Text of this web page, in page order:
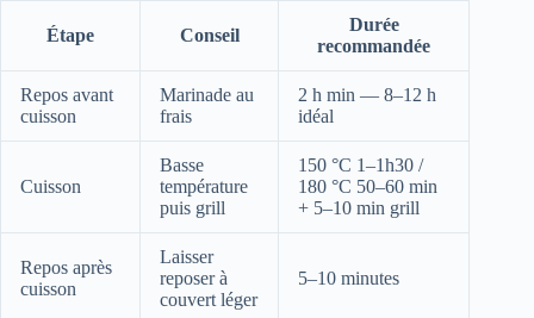
Étape Conseil
Durée
recommandée
Repos avant
cuisson
Marinade au
frais
2 h min — 8–12 h
idéal
Cuisson
Basse
température
puis grill
150 °C 1–1h30 /
180 °C 50–60 min
+ 5–10 min grill
Repos après
cuisson
Laisser
reposer à
couvert léger
5–10 minutes